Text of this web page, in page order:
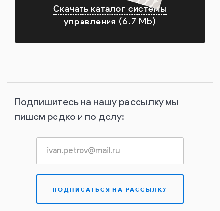
Скачать каталог системы
управления (6.7 Mb)
Подпишитесь на нашу рассылку мы
пишем редко и по делу: